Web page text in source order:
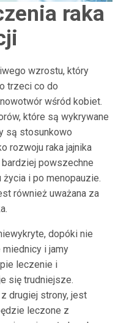
raka
wzrostu, który
trzeci co do
wśród kobiet.
które są wykrywane
są stosunkowo
rozwoju raka jajnika
powszechne
i po menopauzie.
również uważana za
dopóki nie
i jamy
leczenie i
się trudniejsze.
drugiej strony, jest
leczone z